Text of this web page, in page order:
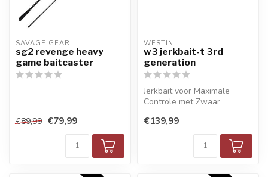
SAVAGE GEAR
sg2 revenge heavy
game baitcaster
€89,99 €79,99
WESTIN
w3 jerkbait-t 3rd
generation
Jerkbait voor Maximale
Controle met Zwaar
€139,99